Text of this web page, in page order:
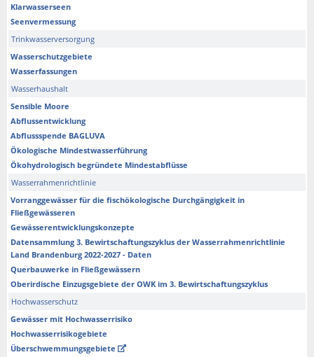
Klarwasserseen
Seenvermessung
Trinkwasserversorgung
Wasserschutzgebiete
Wasserfassungen
Wasserhaushalt
Sensible Moore
Abflussentwicklung
Abflussspende BAGLUVA
Ökologische Mindestwasserführung
Ökohydrologisch begründete Mindestabflüsse
Wasserrahmenrichtlinie
Vorranggewässer für die fischökologische Durchgängigkeit in
Fließgewässeren
Gewässerentwicklungskonzepte
Datensammlung 3. Bewirtschaftungszyklus der Wasserrahmenrichtlinie
Land Brandenburg 2022-2027 - Daten
Querbauwerke in Fließgewässern
Oberirdische Einzugsgebiete der OWK im 3. Bewirtschaftungszyklus
Hochwasserschutz
Gewässer mit Hochwasserrisiko
Hochwasserrisikogebiete
Überschwemmungsgebiete